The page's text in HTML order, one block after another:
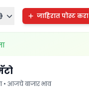
जाहिरात पोस्ट करा
• आजचे बाजार भाव